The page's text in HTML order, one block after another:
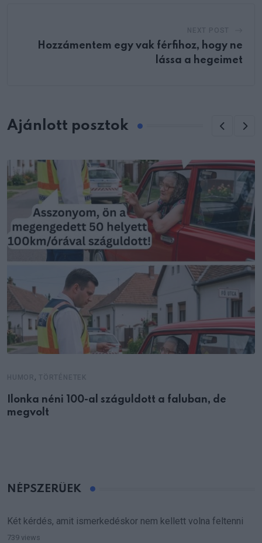
Hozzámentem egy vak férfihoz, hogy ne
lássa a hegeimet
Ajánlott posztok
,
Ilonka néni 100-al száguldott a faluban, de
megvolt
NÉPSZERŰEK
Két kérdés, amit ismerkedéskor nem kellett volna feltenni
739 views